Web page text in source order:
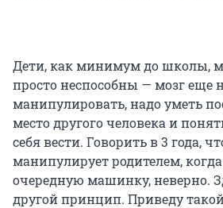
Дети, как минимум до школы,
просто неспособны — мозг еще
манипулировать, надо уметь
место другого человека и
себя вести. Говорить в 3 года,
манипулирует родителем,
очередную машинку, неверно.
другой принцип. Приведу